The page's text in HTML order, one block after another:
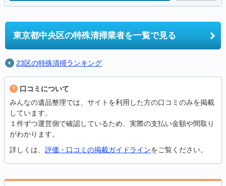
東京都中央区の特殊清掃業者を一覧で見る
23区の特殊清掃ランキング
口コミについて
みんなの遺品整理では、サイトを利用した方の口コミのみを掲載
しています。
１件ずつ運営側で確認しているため、実際の支払い金額や間取り
がわかります。
詳しくは、 評価・口コミの掲載ガイドラインをご覧ください。